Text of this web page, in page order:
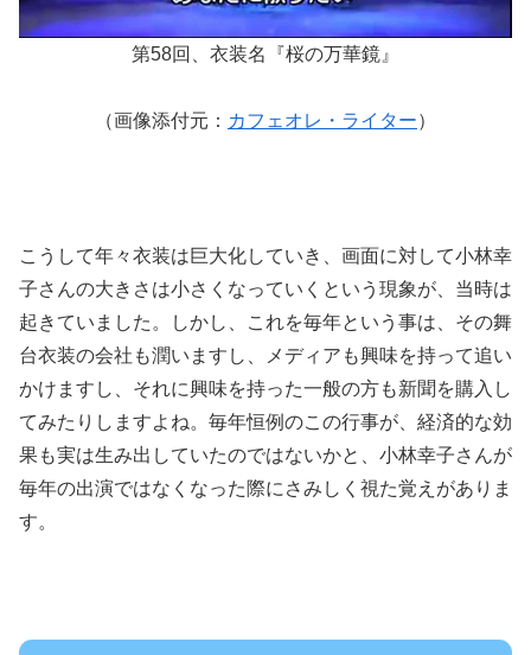
第58回、衣装名『桜の万華鏡』
（画像添付元： カフェオレ・ライター）
こうして年々衣装は巨大化していき、画面に対して小林幸
子さんの大きさは小さくなっていくという現象が、当時は
起きていました。しかし、これを毎年という事は、その舞
台衣装の会社も潤いますし、メディアも興味を持って追い
かけますし、それに興味を持った一般の方も新聞を購入し
てみたりしますよね。毎年恒例のこの行事が、経済的な効
果も実は生み出していたのではないかと、小林幸子さんが
毎年の出演ではなくなった際にさみしく視た覚えがありま
す。